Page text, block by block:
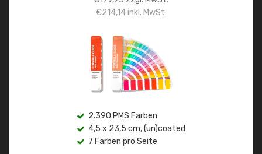
€214,14inkl. MwSt.
2.390 PMS Farben
4,5 x 23,5 cm, (un)coated
7 Farben pro Seite